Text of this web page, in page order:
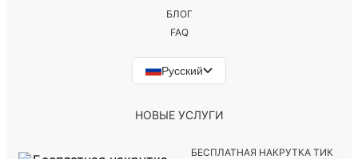
БЛОГ
FAQ
Русский
НОВЫЕ УСЛУГИ
БЕСПЛАТНАЯ НАКРУТКА ТИК